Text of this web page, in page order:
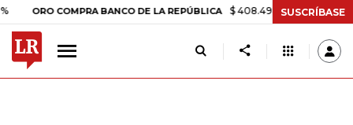
COMPRA BANCO DE LA REPÚBLICA $ 408.498,97 +$ 8.753,81
SUSCRÍBASE